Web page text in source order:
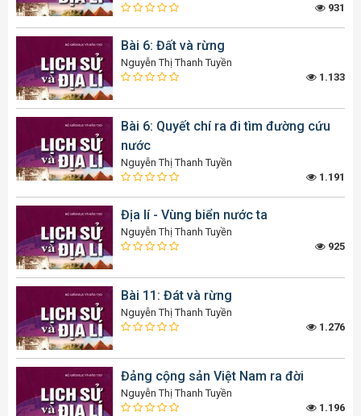
931
Bài 6: Đất và rừng
Nguyễn Thị Thanh Tuyền
1.133
Bài 6: Quyết chí ra đi tìm đường cứu
nước
Nguyễn Thị Thanh Tuyền
1.191
Địa lí - Vùng biển nước ta
Nguyễn Thị Thanh Tuyền
925
Bài 11: Đát và rừng
Nguyễn Thị Thanh Tuyền
1.276
Đảng cộng sản Việt Nam ra đời
Nguyễn Thị Thanh Tuyền
1.196